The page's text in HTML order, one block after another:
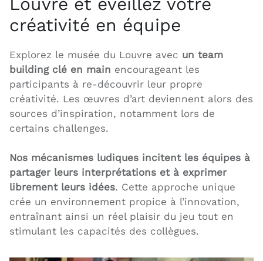
créativité en équipe
Explorez le musée du Louvre avec un team
building clé en main encourageant les
participants à re-découvrir leur propre
créativité. Les œuvres d’art deviennent alors des
sources d’inspiration, notamment lors de
certains challenges.
Nos mécanismes ludiques incitent les équipes à
partager leurs interprétations et à exprimer
librement leurs idées. Cette approche unique
crée un environnement propice à l’innovation,
entraînant ainsi un réel plaisir du jeu tout en
stimulant les capacités des collègues.